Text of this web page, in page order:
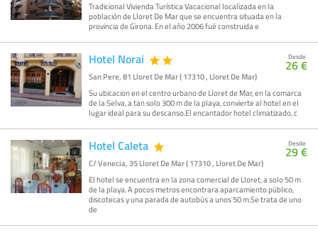
Tradicional Vivienda Turística Vacacional localizada en la
población de Lloret De Mar que se encuentra situada en la
provincia de Girona. En el año 2006 fué construida e
Hotel Norai
San Pere, 81 Lloret De Mar ( 17310 , Lloret De Mar)
Su ubicacion en el centro urbano de Lloret de Mar, en la comarca
de la Selva, a tan solo 300 m de la playa, convierte al hotel en el
lugar ideal para su descanso.El encantador hotel climatizado, c
Desde
26 €
Hotel Caleta
C/ Venecia, 35 Lloret De Mar ( 17310 , Lloret De Mar)
El hotel se encuentra en la zona comercial de Lloret, a solo 50 m
de la playa. A pocos metros encontrara aparcamiento público,
discotecas y una parada de autobús a unos 50 m.Se trata de uno
de
Desde
29 €